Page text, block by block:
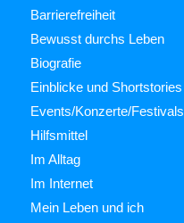
Barrierefreiheit
Bewusst durchs Leben
Biografie
Einblicke und Shortstories
Events/Konzerte/Festivals
Hilfsmittel
Im Alltag
Im Internet
Mein Leben und ich